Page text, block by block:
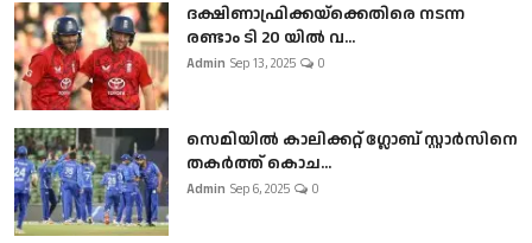
ദക്ഷിണാഫ്രിക്കയ്‌ക്കെതിരെ നടന്ന
രണ്ടാം ടി 20 യിൽ വ...
Admin Sep 13, 2025 0
സെമിയിൽ കാലിക്കറ്റ് ഗ്ലോബ് സ്റ്റാർസിനെ
തകർത്ത് കൊച...
Admin Sep 6, 2025 0